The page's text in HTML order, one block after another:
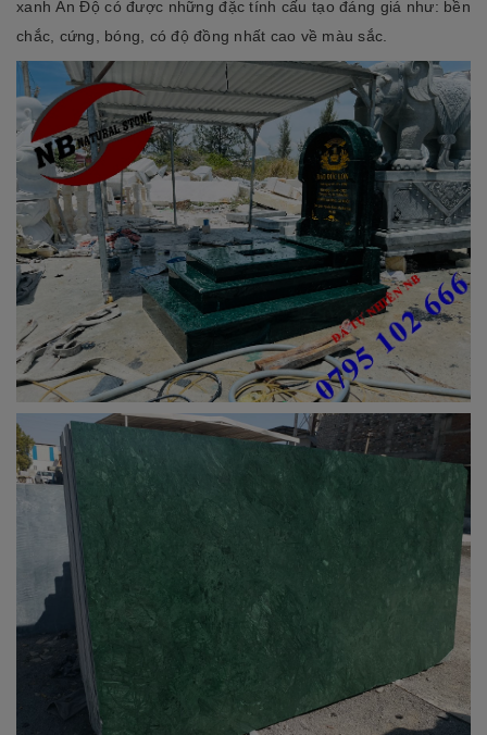
xanh Ấn Độ có được những đặc tính cấu tạo đáng giá như: bền
chắc, cứng, bóng, có độ đồng nhất cao về màu sắc.